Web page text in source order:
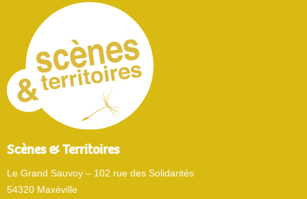
Scènes & Territoires
Le Grand Sauvoy – 102 rue des Solidarités
54320 Maxéville